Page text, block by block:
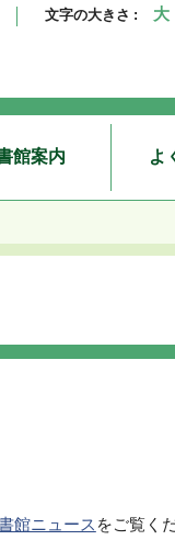
文字の大きさ
館案内 よ
館ニュース をご覧く